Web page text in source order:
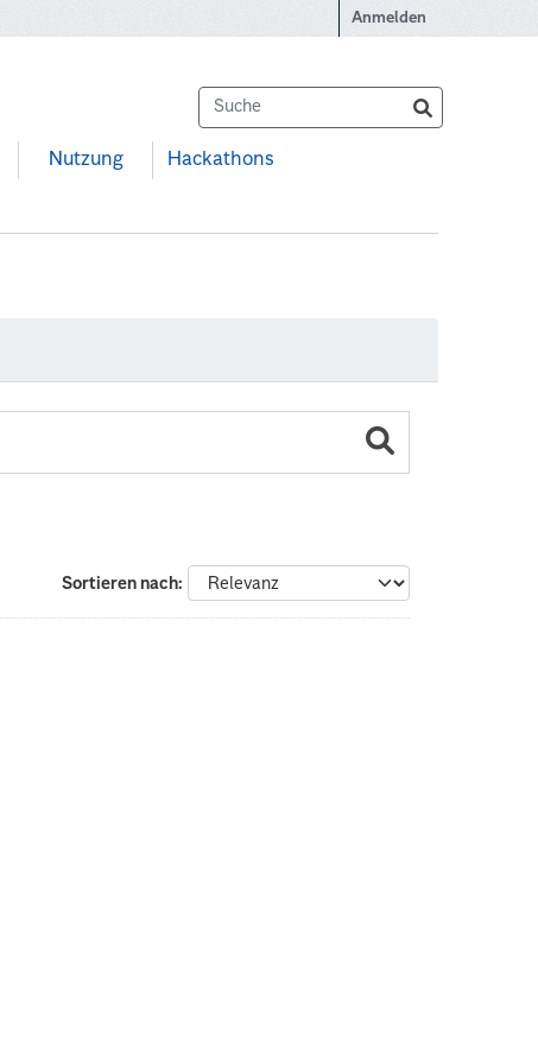
Anmelden
Nutzung Hackathons
Sortieren nach